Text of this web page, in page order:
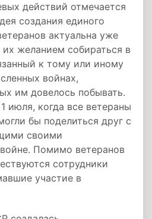
действий отмечается
создания единого
актуальна уже
желанием собираться в
к тому или иному
войнах,
им довелось побывать.
июля, когда все ветераны
бы поделиться друг с
своими
Помимо ветеранов
сотрудники
участие в